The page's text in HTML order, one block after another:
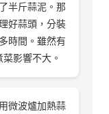
半斤蒜泥。那
好蒜頭，分裝
時間。雖然有
影響不大。
微波爐加熱蒜